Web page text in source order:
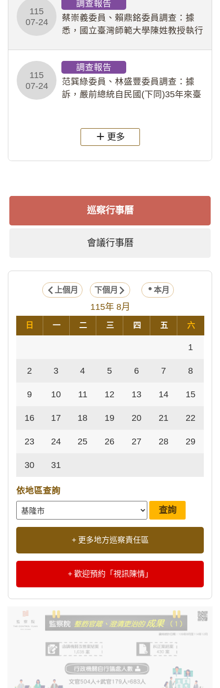
行拍攝特定樣態性影像並以手機傳送
劉師。該生因畏懼成
115
07-24
調查報告
蔡崇義委員、賴鼎銘委員調查：據
悉，國立臺灣師範大學陳姓教授執行
術倫理等情案調查報告。(115教調
31)
115
07-24
調查報告
范巽綠委員、林盛豐委員調查：據
訴，嚴前總統自民國(下同)35年來臺
過世後，總統府於89年間函請其家屬
繼續留住
更多
巡察行事曆
會議行事曆
上個月 下個月 本月
115年 8月
日 一 二 三 四 五 六
1
2 3 4 5 6 7 8
9 10 11 12 13 14 15
16 17 18 19 20 21 22
23 24 25 26 27 28 29
30 31
依地區查詢
+ 更多地方巡察責任區
+ 歡迎預約「視訊陳情」